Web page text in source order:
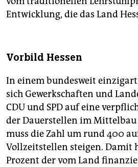
Entwicklung, die das Land
Vorbild Hessen
In einem bundesweit
sich Gewerkschaften und
CDU und SPD auf eine
der Dauerstellen im Mittelbau
muss die Zahl um rund 400
Vollzeitstellen steigen. Damit
Prozent der vom Land